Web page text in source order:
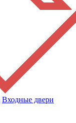
Входные двери